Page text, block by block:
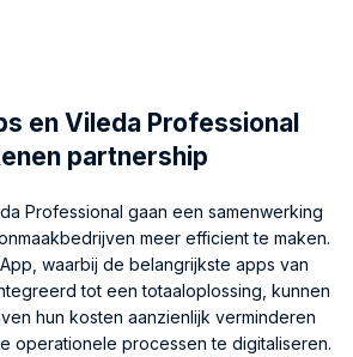
en Vileda Professional
partnership
Professional gaan een samenwerking
meer efficient te maken.
waarbij de belangrijkste apps van
tot een totaaloplossing, kunnen
hun kosten aanzienlijk verminderen
operationele processen te digitaliseren.